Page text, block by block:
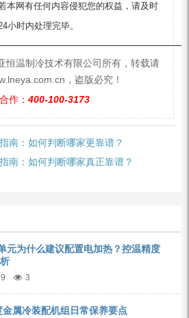
本网有任何内容侵犯您的权益，请及时
小时内处理完毕。
恒温制冷技术有限公司所有，转载请
，盗版必究！
作： 400-100-3173
南：如何判断哪家更靠谱？
南：如何判断哪家真正靠谱？
元为什么建议配置电加热？控温精度
3
属冷装配机组日常保养要点